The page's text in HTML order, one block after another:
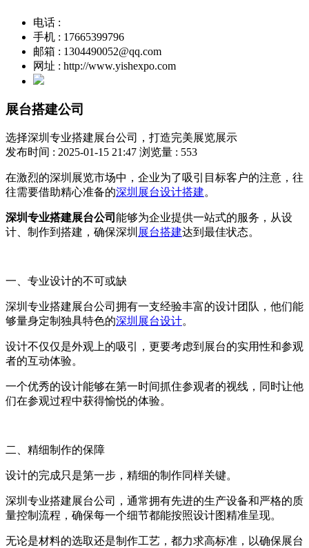
电话 :
手机 : 17665399796
邮箱 : 1304490052@qq.com
网址 : http://www.yishexpo.com
展台搭建公司
选择深圳专业搭建展台公司，打造完美展览展示
发布时间 : 2025-01-15 21:47 浏览量 : 553
在激烈的深圳展览市场中，企业为了吸引目标客户的注意，往
往需要借助精心准备的深圳展台设计搭建。
深圳专业搭建展台公司 能够为企业提供一站式的服务，从设
计、制作到搭建，确保深圳 展台搭建达到最佳状态。
一、专业设计的不可或缺
深圳专业搭建展台公司拥有一支经验丰富的设计团队，他们能
够量身定制独具特色的深圳展台设计。
设计不仅仅是外观上的吸引，更要考虑到展台的实用性和参观
者的互动体验。
一个优秀的设计能够在第一时间抓住参观者的视线，同时让他
们在参观过程中获得愉悦的体验。
二、精细制作的保障
设计的完成只是第一步，精细的制作同样关键。
深圳专业搭建展台公司，通常拥有先进的生产设备和严格的质
量控制流程，确保每一个细节都能按照设计图精准呈现。
无论是材料的选取还是制作工艺，都力求高标准，以确保展台